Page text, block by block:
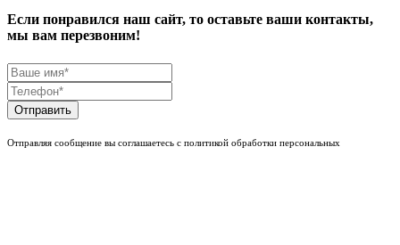
Если понравился наш сайт, то оставьте ваши контакты,
мы вам перезвоним!
Отправить
Отправляя сообщение вы соглашаетесь с политикой обработки персональных